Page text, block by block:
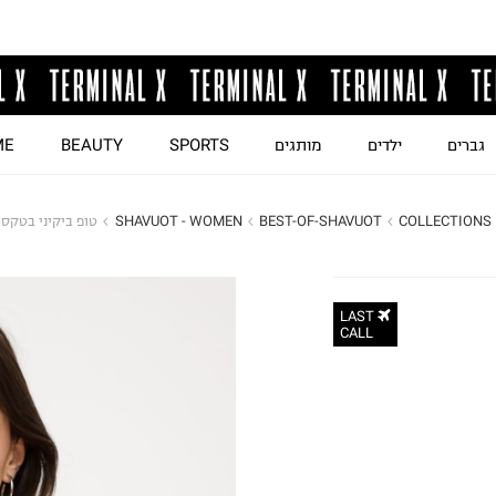
גברים ילדים מותגים SPORTS
BEAUTY
COLLECTIONS
BEST-OF-SHAVUOT
SHAVUOT - WOMEN טופ ביקיני
LAST
CALL